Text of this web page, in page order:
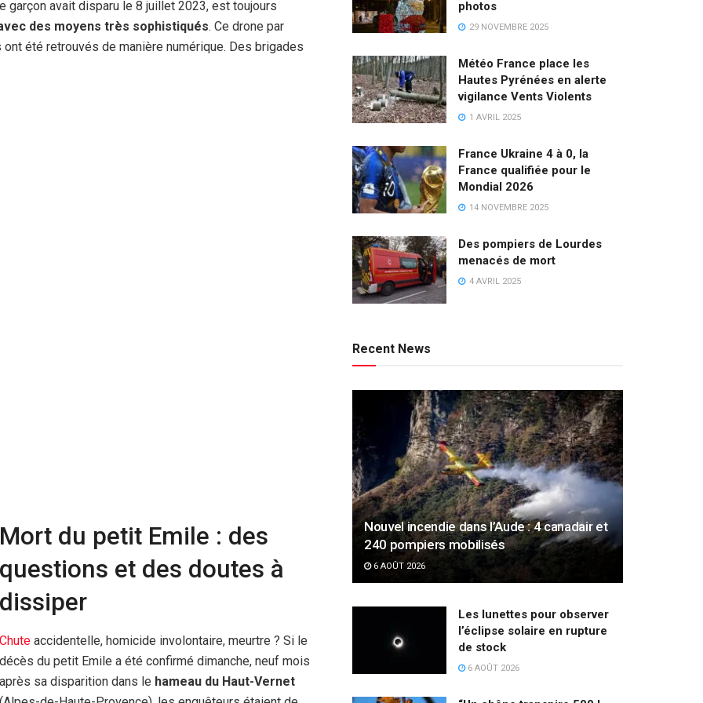
garçon avait disparu le 8 juillet 2023, est toujours
des moyens très sophistiqués. Ce drone par
été retrouvés de manière numérique. Des brigades
Mort du petit Emile : des
questions et des doutes à
dissiper
Chute accidentelle, homicide involontaire, meurtre ? Si le
décès du petit Emile a été confirmé dimanche, neuf mois
après sa disparition dans le hameau du Haut-Vernet
photos
29 NOVEMBRE 2025
Météo France place les
Hautes Pyrénées en alerte
vigilance Vents Violents
1 AVRIL 2025
France Ukraine 4 à 0, la
France qualifiée pour le
Mondial 2026
14 NOVEMBRE 2025
Des pompiers de Lourdes
menacés de mort
4 AVRIL 2025
Recent News
Nouvel incendie dans l’Aude : 4 canadair et
240 pompiers mobilisés
6 AOÛT 2026
Les lunettes pour observer
l’éclipse solaire en rupture
de stock
6 AOÛT 2026